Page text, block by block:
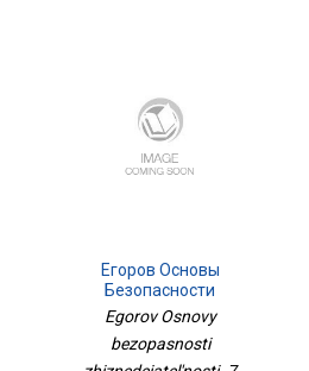
Егоров Основы
Безопасности
Жизнедеятельности. 7
Класс. Рабочая
ТетрадьФП2022Просв.
Egorov Osnovy
bezopasnosti